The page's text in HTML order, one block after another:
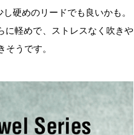
硬めのリードでも良いかも。
に軽めで、ストレスなく吹きや
うです。